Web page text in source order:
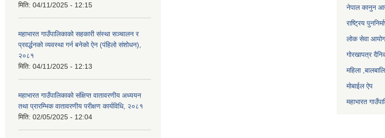
मिति: 04/11/2025 - 12:15
महाभारत गाउँपालिकाको सहकारी संस्था सञ्चालन र
प्रवर्द्धनको व्यवस्था गर्न बनेको ऐन (पंहिलो संशोधन),
२०८१
मिति: 04/11/2025 - 12:13
महाभारत गाउँपालिकाको संक्षिप्त वातावरणीय अध्ययन
तथा प्रारम्भिक वातावरणीय परीक्षण कार्यविधि, २०८१
मिति: 02/05/2025 - 12:04
नेपाल कानुन
राष्ट्रिय
लोक सेवा आयोग
गोरखापत्र
महिला
मोबाईल ऐप
महाभारत